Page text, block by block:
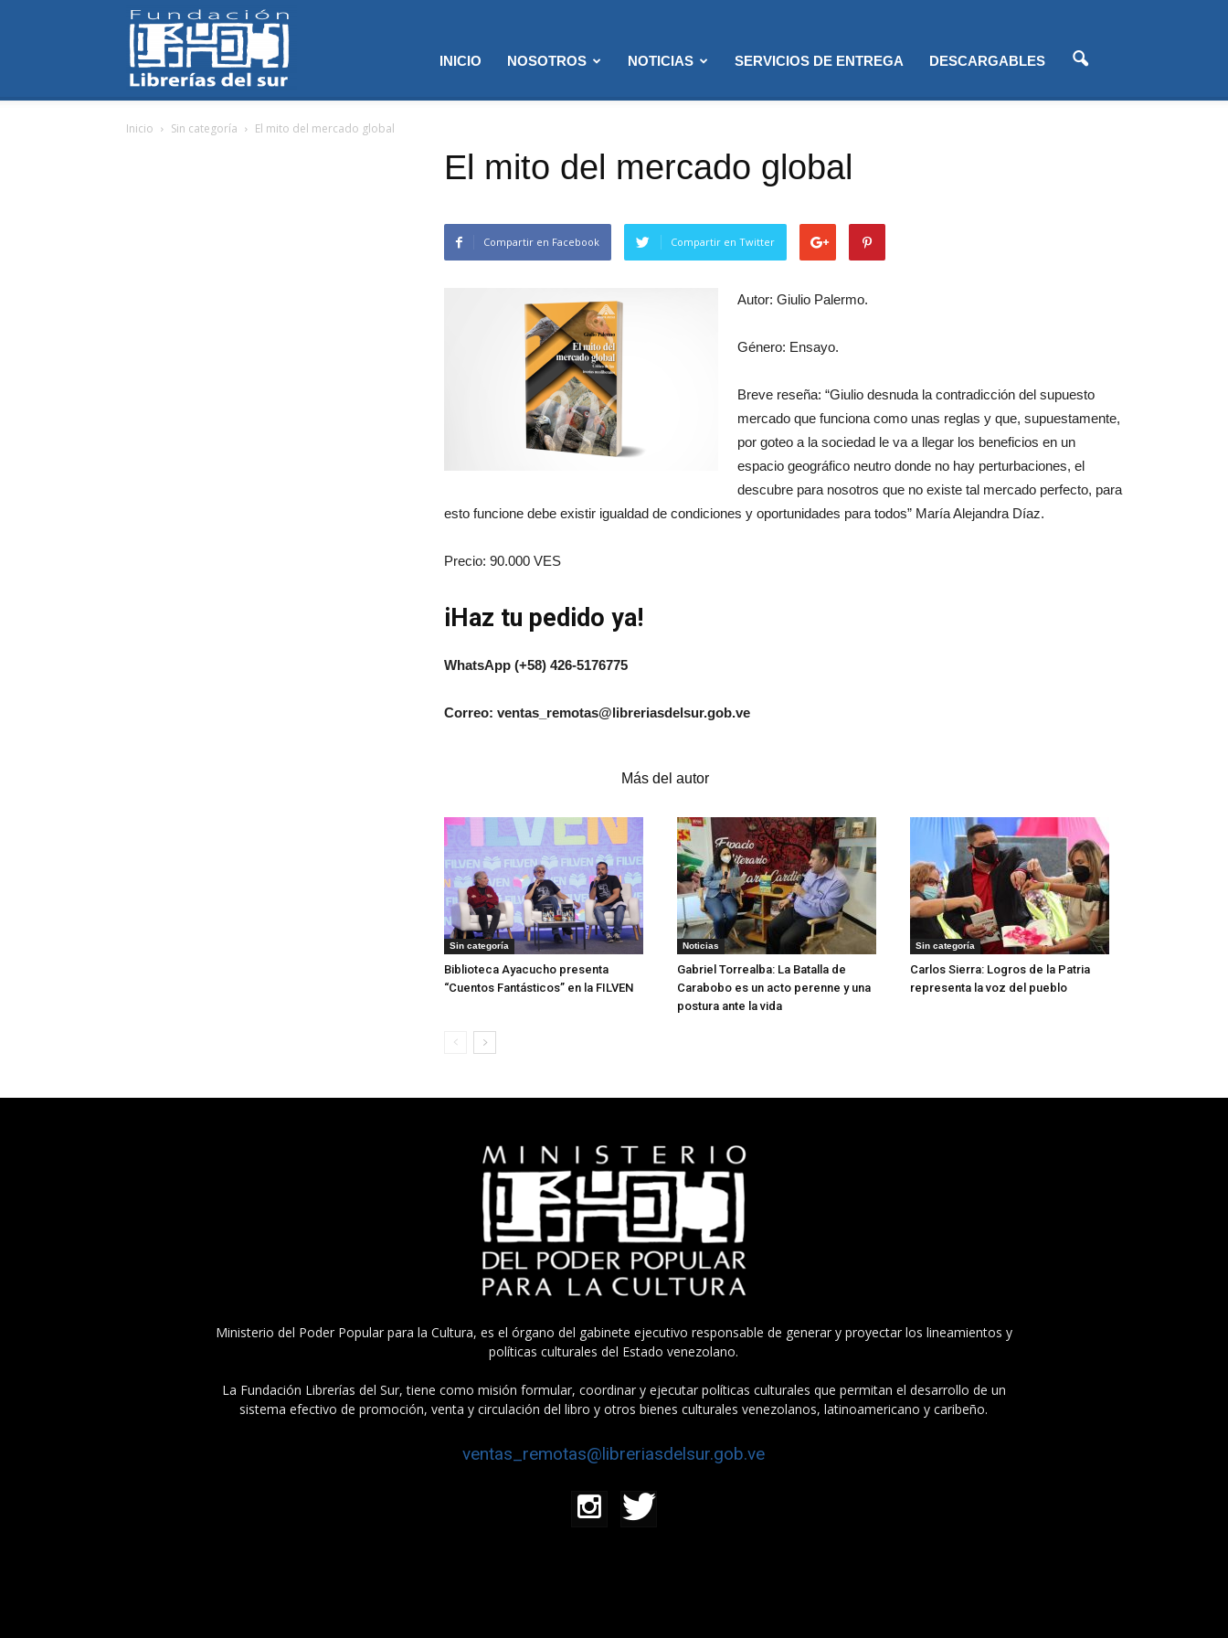
INICIO NOSOTROS NOTICIAS SERVICIOS DE ENTREGA DESCARGABLES
Inicio Sin categoría El mito del mercado global
El mito del mercado global
Compartir en Facebook Compartir en Twitter
Autor: Giulio Palermo.
Género: Ensayo.
Breve reseña: “Giulio desnuda la contradicción del supuesto
mercado que funciona como unas reglas y que, supuestamente,
por goteo a la sociedad le va a llegar los beneficios en un
espacio geográfico neutro donde no hay perturbaciones, el
descubre para nosotros que no existe tal mercado perfecto, para
esto funcione debe existir igualdad de condiciones y oportunidades para todos” María Alejandra Díaz.
Precio: 90.000 VES
iHaz tu pedido ya!
WhatsApp (+58) 426-5176775
Correo: ventas_remotas@libreriasdelsur.gob.ve
Más del autor
Sin categoría
Biblioteca Ayacucho presenta
“Cuentos Fantásticos” en la FILVEN
Noticias
Gabriel Torrealba: La Batalla de
Carabobo es un acto perenne y una
postura ante la vida
Sin categoría
Carlos Sierra: Logros de la Patria
representa la voz del pueblo
Ministerio del Poder Popular para la Cultura, es el órgano del gabinete ejecutivo responsable de generar y proyectar los lineamientos y
políticas culturales del Estado venezolano.
La Fundación Librerías del Sur, tiene como misión formular, coordinar y ejecutar políticas culturales que permitan el desarrollo de un
sistema efectivo de promoción, venta y circulación del libro y otros bienes culturales venezolanos, latinoamericano y caribeño.
ventas_remotas@libreriasdelsur.gob.ve